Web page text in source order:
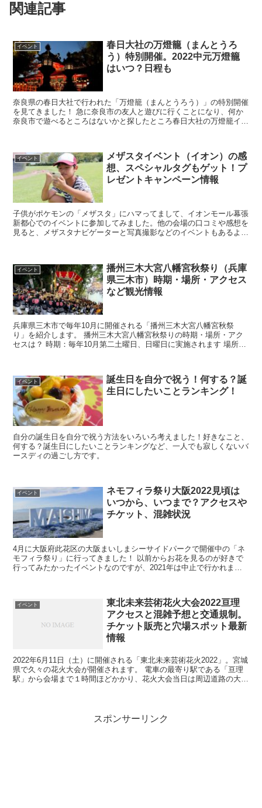
関連記事
イベント
春日大社の万燈籠（まんとうろ
う）特別開催。2022中元万燈籠
はいつ？日程も
奈良県の春日大社で行われた「万燈籠（まんとうろう）」の特別開催
を見てきました！ 急に奈良市の友人と遊びに行くことになり、何か
奈良市で遊べるところはないかと探したところ春日大社の万燈籠イベ
イベント
メザスタイベント（イオン）の感
想、スペシャルタグもゲット！プ
レゼントキャンペーン情報
子供がポケモンの「メザスタ」にハマってまして、イオンモール幕張
新都心でのイベントに参加してみました。他の会場の口コミや感想を
見ると、メザスタナビゲーターと写真撮影などのイベントもあるよう
イベント
播州三木大宮八幡宮秋祭り（兵庫
県三木市）時期・場所・アクセス
など観光情報
兵庫県三木市で毎年10月に開催される「播州三木大宮八幡宮秋祭
り」を紹介します。 播州三木大宮八幡宮秋祭りの時期・場所・アク
セスは？ 時期：毎年10月第二土曜日、日曜日に実施されます 場所：
イベント
誕生日を自分で祝う！何する？誕
生日にしたいことランキング！
自分の誕生日を自分で祝う方法をいろいろ考えました！好きなこと、
何する？誕生日にしたいことランキングなど、一人でも寂しくないバ
ースディの過ごし方です。
イベント
ネモフィラ祭り大阪2022見頃は
いつから、いつまで？アクセスや
チケット、混雑状況
4月に大阪府此花区の大阪まいしまシーサイドパークで開催中の「ネ
モフィラ祭り」に行ってきました！ 以前からお花を見るのが好きで
行ってみたかったイベントなのですが、2021年は中止で行かれませ
イベント
東北未来芸術花火大会2022亘理
アクセスと混雑予想と交通規制。
チケット販売と穴場スポット最新
情報
2022年6月11日（土）に開催される「東北未来芸術花火2022」。宮城
県で久々の花火大会が開催されます。 電車の最寄り駅である「亘理
駅」から会場まで１時間ほどかかり、花火大会当日は周辺道路の大規
スポンサーリンク